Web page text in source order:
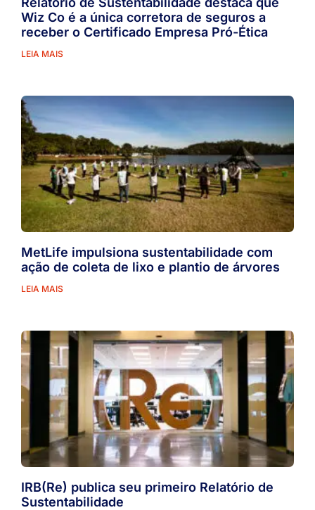
Wiz Co é a única corretora de seguros a
receber o Certificado Empresa Pró-Ética
LEIA MAIS
MetLife impulsiona sustentabilidade com
ação de coleta de lixo e plantio de árvores
LEIA MAIS
IRB(Re) publica seu primeiro Relatório de
Sustentabilidade